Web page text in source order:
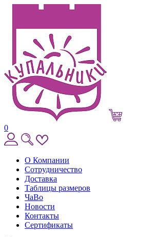
0
О Компании
Сотрудничество
Доставка
Таблицы размеров
ЧаВо
Новости
Контакты
Сертификаты